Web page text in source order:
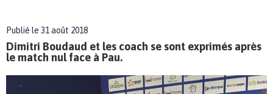
Publié le 31 août 2018
Dimitri Boudaud et les coach se sont exprimés après
le match nul face à Pau.